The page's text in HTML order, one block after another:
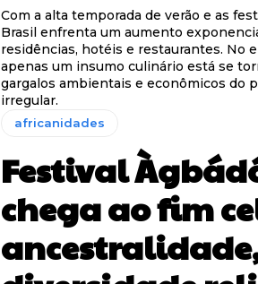
Com a alta temporada de verão e as
Brasil enfrenta um aumento
residências, hotéis e restaurantes. No
apenas um insumo culinário está se
gargalos ambientais e econômicos do
irregular.
africanidades
Festival
chega ao fim